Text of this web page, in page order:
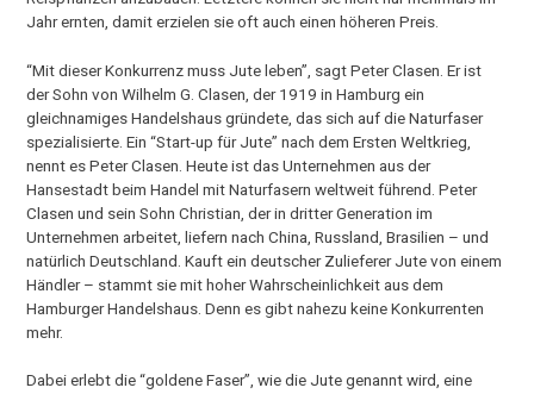
Jahr ernten, damit erzielen sie oft auch einen höheren Preis.
“Mit dieser Konkurrenz muss Jute leben”, sagt Peter Clasen. Er ist
der Sohn von Wilhelm G. Clasen, der 1919 in Hamburg ein
gleichnamiges Handelshaus gründete, das sich auf die Naturfaser
spezialisierte. Ein “Start-up für Jute” nach dem Ersten Weltkrieg,
nennt es Peter Clasen. Heute ist das Unternehmen aus der
Hansestadt beim Handel mit Naturfasern weltweit führend. Peter
Clasen und sein Sohn Christian, der in dritter Generation im
Unternehmen arbeitet, liefern nach China, Russland, Brasilien – und
natürlich Deutschland. Kauft ein deutscher Zulieferer Jute von einem
Händler – stammt sie mit hoher Wahrscheinlichkeit aus dem
Hamburger Handelshaus. Denn es gibt nahezu keine Konkurrenten
mehr.
Dabei erlebt die “goldene Faser”, wie die Jute genannt wird, eine